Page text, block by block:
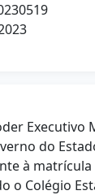
Executivo
do
à matrícula
o Colégio